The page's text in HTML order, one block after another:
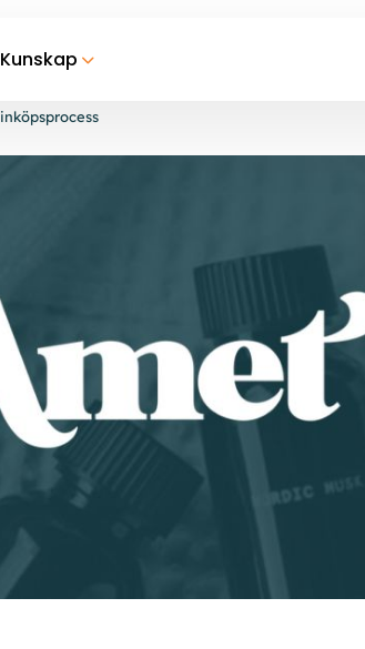
Kunskap